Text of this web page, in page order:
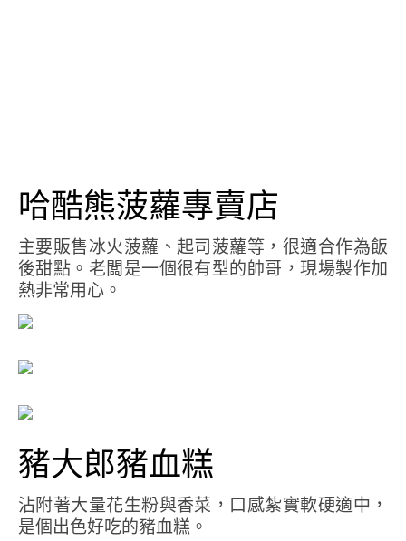
哈酷熊菠蘿專賣店
主要販售冰火菠蘿、起司菠蘿等，很適合作為飯
後甜點。老闆是一個很有型的帥哥，現場製作加
熱非常用心。
豬大郎豬血糕
沾附著大量花生粉與香菜，口感紮實軟硬適中，
是個出色好吃的豬血糕。